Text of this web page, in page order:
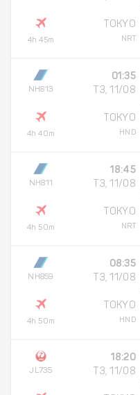
4h 45m
TOKYO
NRT
NH813
4h 40m
01:35
T3, 11/08
TOKYO
HND
NH811
4h 50m
18:45
T3, 11/08
TOKYO
NRT
NH859
4h 50m
08:35
T3, 11/08
TOKYO
HND
JL735
18:20
T3, 11/08